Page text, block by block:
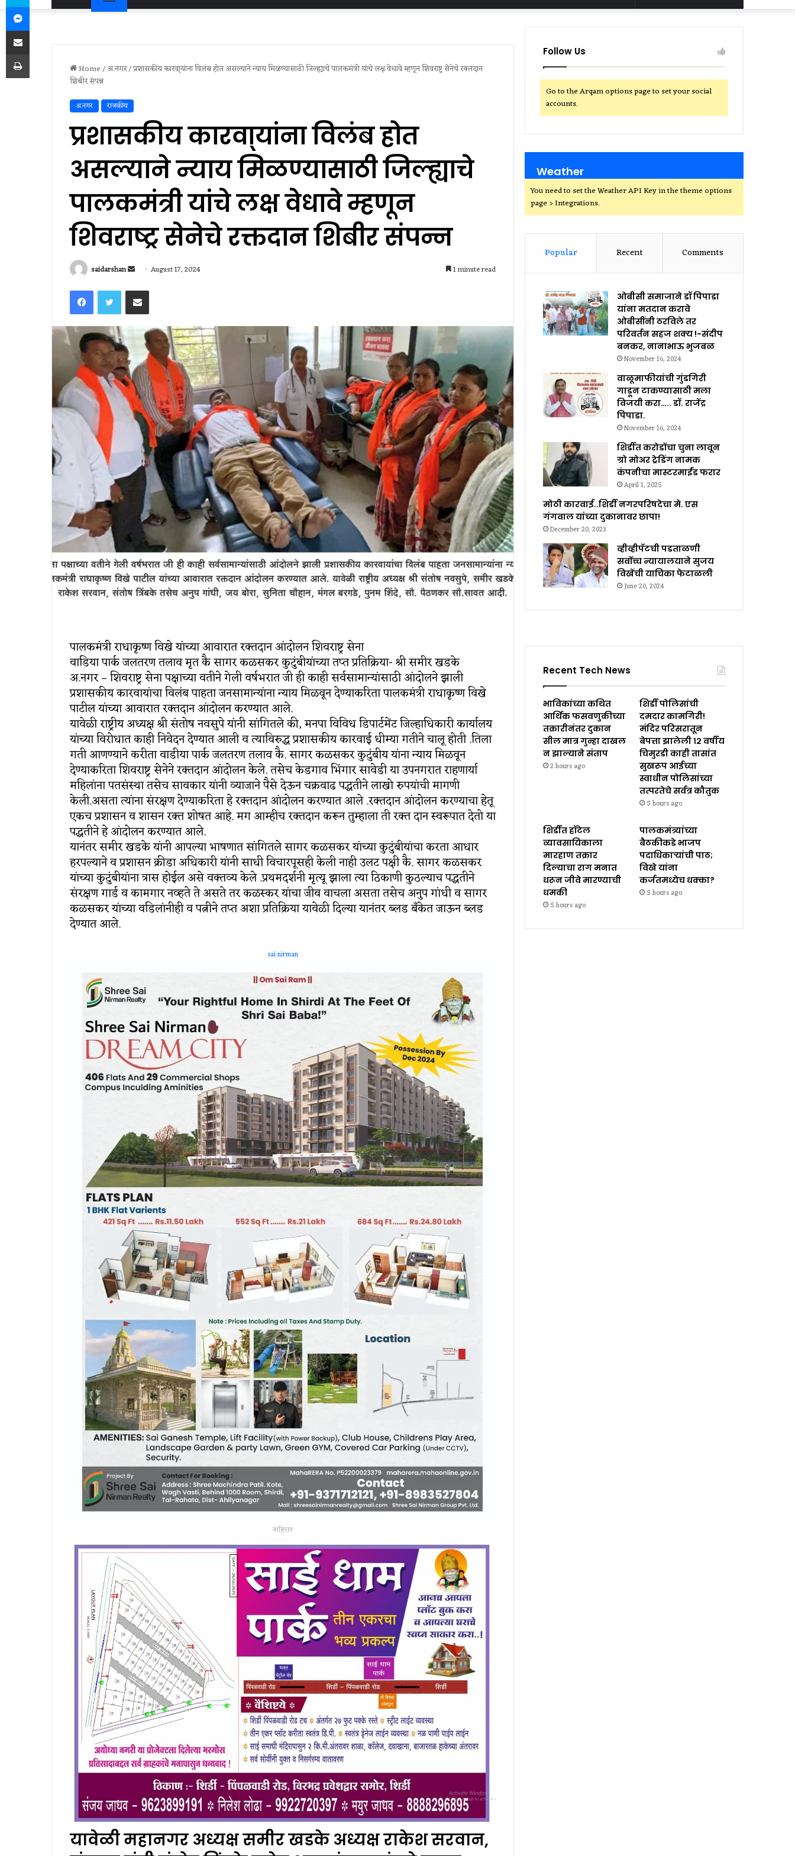
for
Home/अ.नगर/प्रशासकीय कारवा्यांना विलंब होत असल्याने न्याय मिळण्यासाठी जिल्ह्याचे पालकमंत्री यांचे लक्ष वेधावे म्हणून शिवराष्ट्र सेनेचे रक्तदान
शिबीर संपन्न
अ.नगर राजकीय
प्रशासकीय कारवा्यांना विलंब होत
असल्याने न्याय मिळण्यासाठी जिल्ह्याचे
पालकमंत्री यांचे लक्ष वेधावे म्हणून
शिवराष्ट्र सेनेचे रक्तदान शिबीर संपन्न
saidarshan
Send
email
August 17, 2024 1 minute read
FacebookTwitter Share via Email
पालकमंत्री राधाकृष्ण विखे यांच्या आवारात रक्तदान आंदोलन शिवराष्ट्र सेना
वाडिया पार्क जलतरण तलाव मृत कै सागर कळसकर कुटुंबीयांच्या तप्त प्रतिक्रिया- श्री समीर खडके
अ.नगर – शिवराष्ट्र सेना पक्षाच्या वतीने गेली वर्षभरात जी ही काही सर्वसामान्यांसाठी आंदोलने झाली
प्रशासकीय कारवायांचा विलंब पाहता जनसामान्यांना न्याय मिळवून देण्याकरिता पालकमंत्री राधाकृष्ण विखे
पाटील यांच्या आवारात रक्तदान आंदोलन करण्यात आले.
यावेळी राष्ट्रीय अध्यक्ष श्री संतोष नवसुपे यांनी सांगितले की, मनपा विविध डिपार्टमेंट जिल्हाधिकारी कार्यालय
यांच्या विरोधात काही निवेदन देण्यात आली व त्याविरुद्ध प्रशासकीय कारवाई धीम्या गतीने चालू होती .तिला
गती आणण्याने करीता वाडीया पार्क जलतरण तलाव कै. सागर कळसकर कुटुंबीय यांना न्याय मिळवून
देण्याकरिता शिवराष्ट्र सेनेने रक्तदान आंदोलन केले. तसेच केडगाव भिंगार सावेडी या उपनगरात राहणार्या
महिलांना पतसंस्था तसेच सावकार यांनी व्याजाने पैसे देऊन चक्रवाढ पद्धतीने लाखो रुपयांची मागणी
केली.असता त्यांना संरक्षण देण्याकरिता हे रक्तदान आंदोलन करण्यात आले .रक्तदान आंदोलन करण्याचा हेतू
एकच प्रशासन व शासन रक्त शोषत आहे. मग आम्हीच रक्तदान करून तुम्हाला ती रक्त दान स्वरूपात देतो या
पद्धतीने हे आंदोलन करण्यात आले.
यानंतर समीर खडके यांनी आपल्या भाषणात सांगितले सागर कळसकर यांच्या कुटुंबीयांचा करता आधार
हरपल्याने व प्रशासन क्रीडा अधिकारी यांनी साधी विचारपूसही केली नाही उलट पक्षी कै. सागर कळसकर
यांच्या कुटुंबीयांना त्रास होईल असे वक्तव्य केले .प्रथमदर्शनी मृत्यू झाला त्या ठिकाणी कुठल्याच पद्धतीने
संरक्षण गार्ड व कामगार नव्हते ते असते तर कळस्कर यांचा जीव वाचला असता तसेच अनुप गांधी व सागर
कळसकर यांच्या वडिलांनीही व पत्नीने तप्त अशा प्रतिक्रिया यावेळी दिल्या यानंतर ब्लड बँकेत जाऊन ब्लड
देण्यात आले.
sai nirman
जाहिरात
यावेळी महानगर अध्यक्ष समीर खडके अध्यक्ष राकेश सरवान,
Follow Us
Go to the Arqam options page to set your social
accounts.
Weather
You need to set the Weather API Key in the theme options
page > Integrations.
Popular Recent Comments
ओबीसी समाजाने डॉ पिपाडा
यांना मतदान करावे
ओबीसींनी ठरविले तर
परिवर्तन सहज शक्य !-संदीप
बनकर, नानाभाऊ भुजबळ
November 16, 2024
वाळूमाफीयांची गुंडगिरी
गाडून टाकण्यासाठी मला
विजयी करा….. डॉ. राजेंद्र
पिपाडा.
November 16, 2024
शिर्डीत करोडोंचा चुना लावून
ग्रो मोअर ट्रेडिंग नामक
कंपनीचा मास्टरमाईंड फरार
April 1, 2025
मोठी कारवाई..शिर्डी नगरपरिषदेचा मे. एस
गंगवाल यांच्या दुकानावर छापा!
December 20, 2023
व्हीव्हीपॅटची पडताळणी
सर्वोच्च न्यायालयाने सुजय
विखेंची याचिका फेटाळली
June 20, 2024
Recent Tech News
भाविकांच्या कथित
आर्थिक फसवणुकीच्या
तक्रारीनंतर दुकान
सील मात्र गुन्हा दाखल
न झाल्याने संताप
2 hours ago
शिर्डी पोलिसांची
दमदार कामगिरी!
मंदिर परिसरातून
बेपत्ता झालेली १२ वर्षीय
चिमुरडी काही तासांत
सुखरूप आईच्या
स्वाधीन पोलिसांच्या
तत्परतेचे सर्वत्र कौतुक
5 hours ago
शिर्डीत हॉटेल
व्यावसायिकाला
मारहाण तक्रार
दिल्याचा राग मनात
धरून जीवे मारण्याची
धमकी
5 hours ago
पालकमंत्र्यांच्या
बैठकीकडे भाजप
पदाधिकाऱ्यांची पाठ;
विखे यांना
कर्जतमध्येच धक्का?
5 hours ago
Messenger
Share via Email